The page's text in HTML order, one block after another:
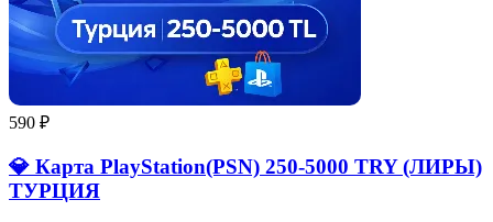
590 ₽
💎 Карта PlayStation(PSN) 250-5000 TRY (ЛИРЫ)
ТУРЦИЯ